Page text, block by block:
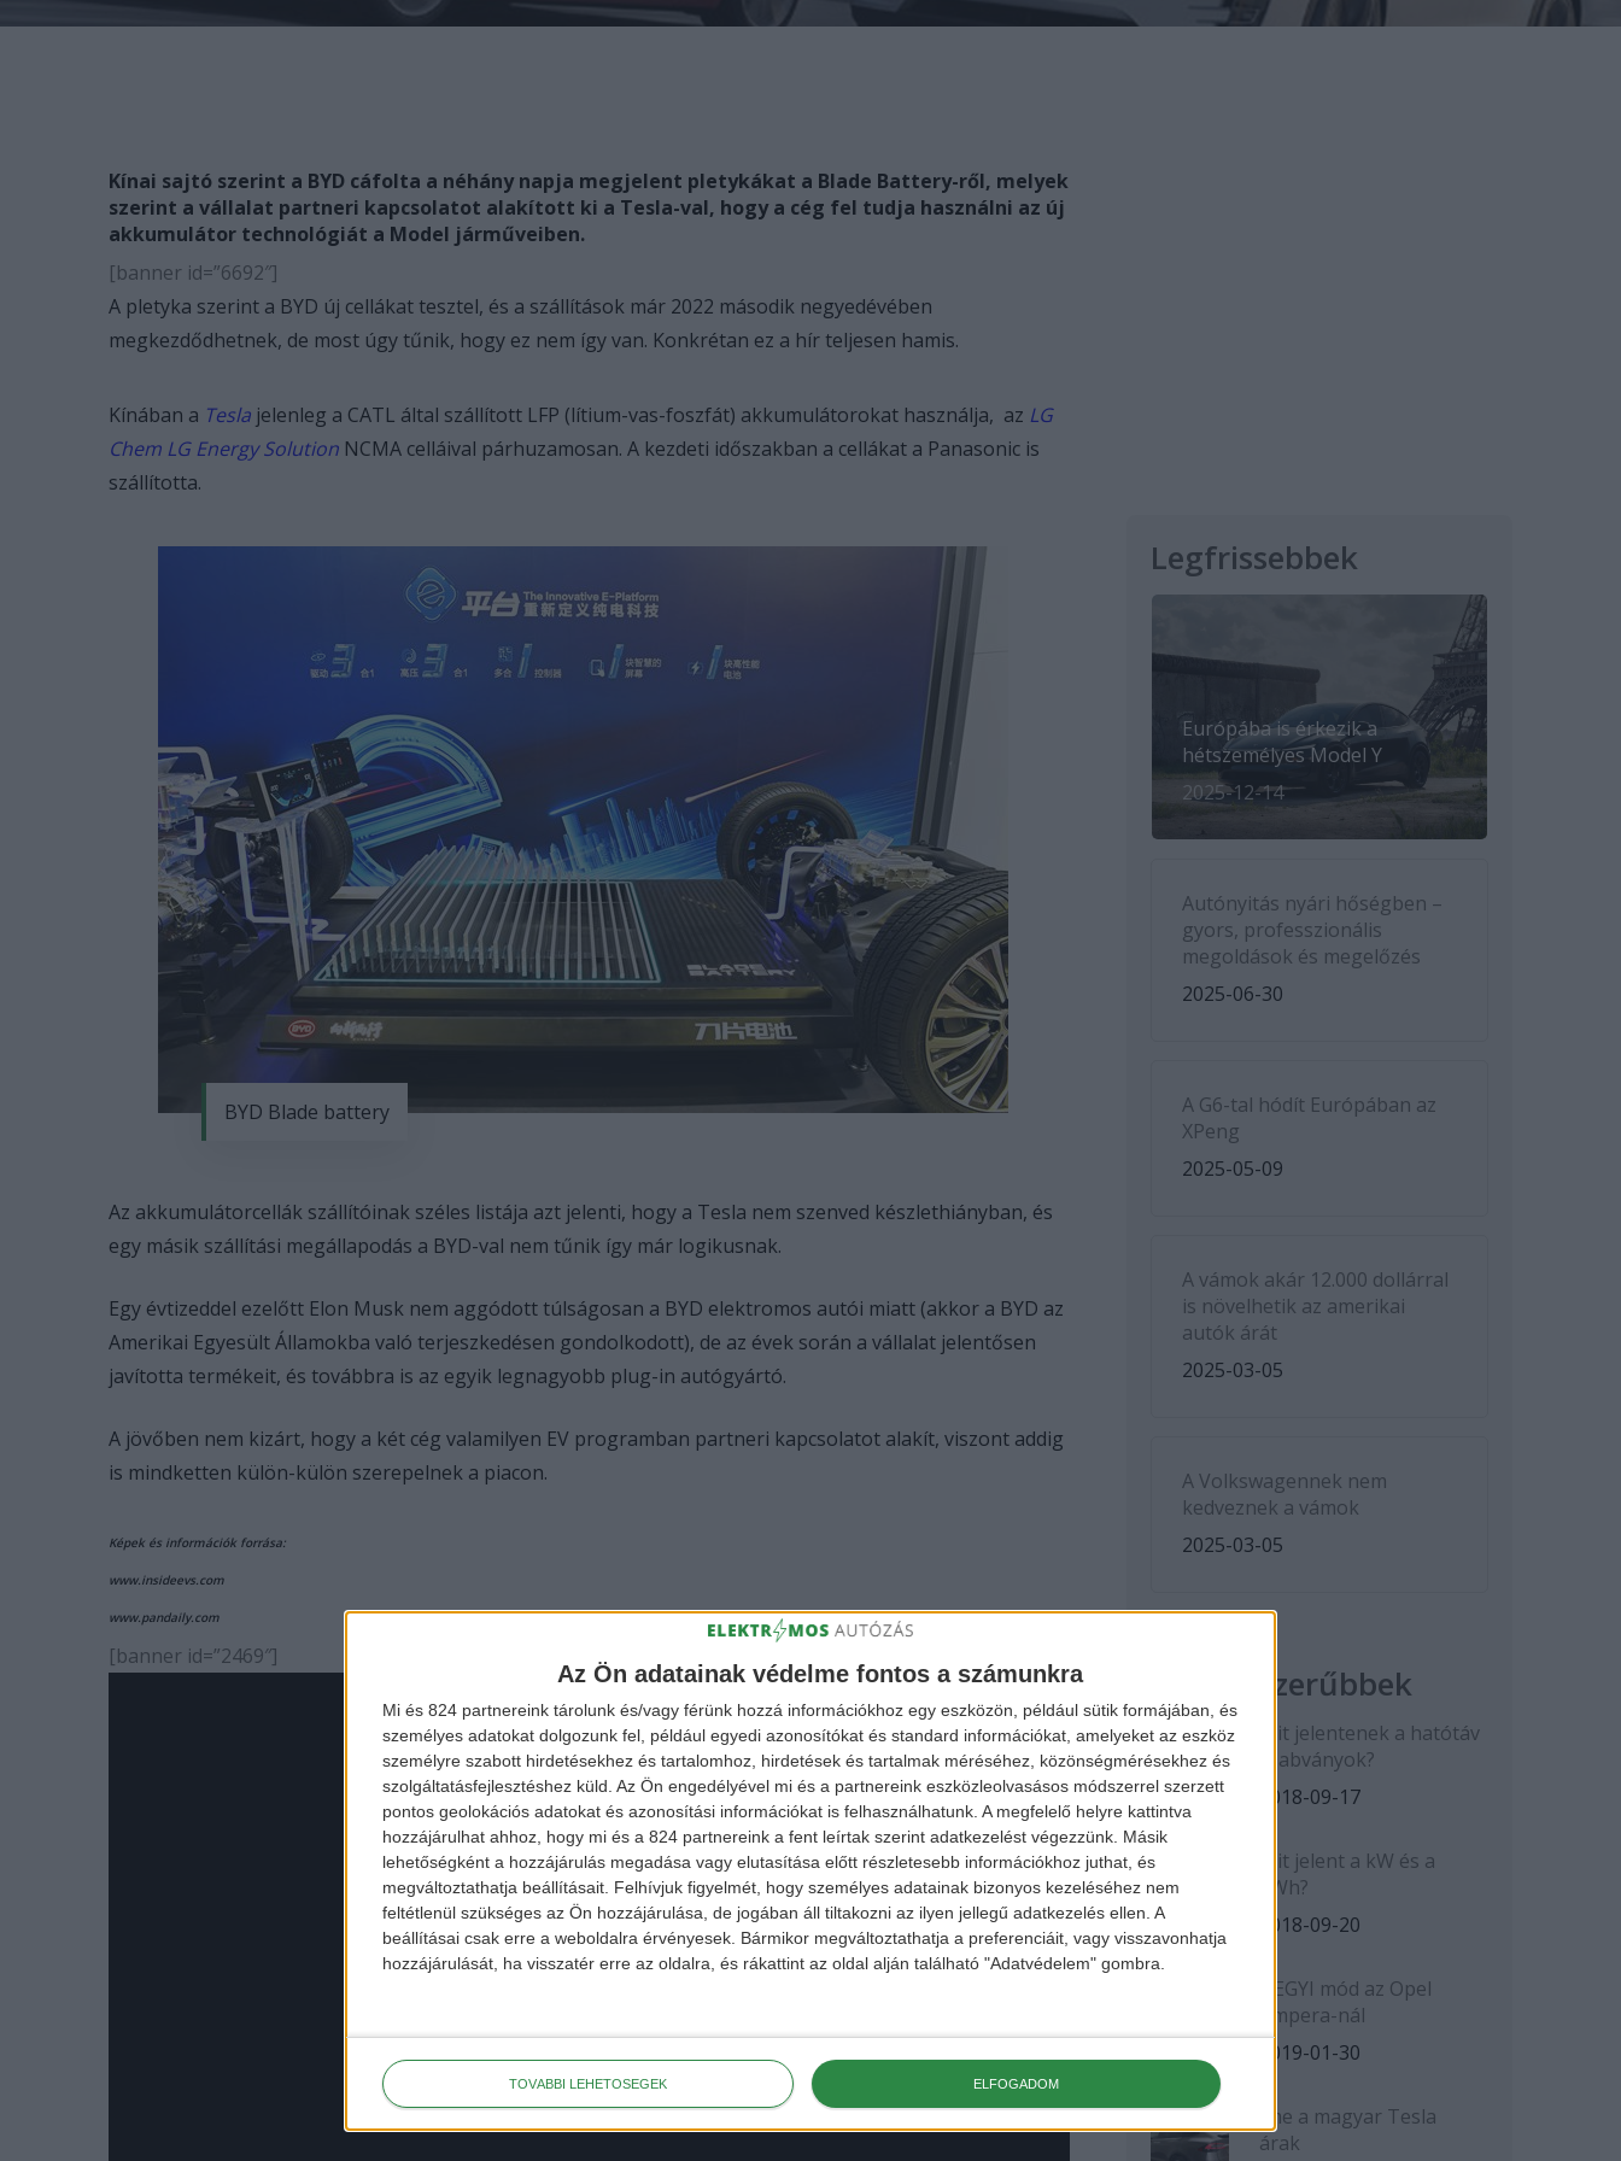
Az Ön adatainak védelme fontos a számunkra
Mi és 824 partnereink tárolunk és/vagy férünk hozzá információkhoz egy eszközön, például sütik formájában, és
személyes adatokat dolgozunk fel, például egyedi azonosítókat és standard információkat, amelyeket az eszköz
személyre szabott hirdetésekhez és tartalomhoz, hirdetések és tartalmak méréséhez, közönségmérésekhez és
szolgáltatásfejlesztéshez küld. Az Ön engedélyével mi és a partnereink eszközleolvasásos módszerrel szerzett
pontos geolokációs adatokat és azonosítási információkat is felhasználhatunk. A megfelelő helyre kattintva
hozzájárulhat ahhoz, hogy mi és a 824 partnereink a fent leírtak szerint adatkezelést végezzünk. Másik
lehetőségként a hozzájárulás megadása vagy elutasítása előtt részletesebb információkhoz juthat, és
megváltoztathatja beállításait. Felhívjuk figyelmét, hogy személyes adatainak bizonyos kezeléséhez nem
feltétlenül szükséges az Ön hozzájárulása, de jogában áll tiltakozni az ilyen jellegű adatkezelés ellen. A
beállításai csak erre a weboldalra érvényesek. Bármikor megváltoztathatja a preferenciáit, vagy visszavonhatja
hozzájárulását, ha visszatér erre az oldalra, és rákattint az oldal alján található "Adatvédelem" gombra.
TOVÁBBI LEHETŐSÉGEK ELFOGADOM
Kínai sajtó szerint a BYD cáfolta a néhány napja megjelent pletykákat a Blade Battery-ről, melyek
szerint a vállalat partneri kapcsolatot alakított ki a Tesla-val, hogy a cég fel tudja használni az új
akkumulátor technológiát a Model járműveiben.
[banner id=”6692″]
A pletyka szerint a BYD új cellákat tesztel, és a szállítások már 2022 második negyedévében
megkezdődhetnek, de most úgy tűnik, hogy ez nem így van. Konkrétan ez a hír teljesen hamis.
Kínában a Tesla jelenleg a CATL által szállított LFP (lítium-vas-foszfát) akkumulátorokat használja, az LG
Chem LG Energy Solution NCMA celláival párhuzamosan. A kezdeti időszakban a cellákat a Panasonic is
szállította.
BYD Blade battery
Az akkumulátorcellák szállítóinak széles listája azt jelenti, hogy a Tesla nem szenved készlethiányban, és
egy másik szállítási megállapodás a BYD-val nem tűnik így már logikusnak.
Egy évtizeddel ezelőtt Elon Musk nem aggódott túlságosan a BYD elektromos autói miatt (akkor a BYD az
Amerikai Egyesült Államokba való terjeszkedésen gondolkodott), de az évek során a vállalat jelentősen
javította termékeit, és továbbra is az egyik legnagyobb plug-in autógyártó.
A jövőben nem kizárt, hogy a két cég valamilyen EV programban partneri kapcsolatot alakít, viszont addig
is mindketten külön-külön szerepelnek a piacon.
Képek és információk forrása:
www.insideevs.com
www.pandaily.com
[banner id=”2469″]
Legfrissebbek
Európába is érkezik a
hétszemélyes Model Y
2025-12-14
Autónyitás nyári hőségben –
gyors, professzionális
megoldások és megelőzés
2025-06-30
A G6-tal hódít Európában az
XPeng
2025-05-09
A vámok akár 12.000 dollárral
is növelhetik az amerikai
autók árát
2025-03-05
A Volkswagennek nem
kedveznek a vámok
2025-03-05
Legnépszerűbbek
Mit jelentenek a hatótáv
szabványok?
2018-09-17
Mit jelent a kW és a
kWh?
2018-09-20
HEGYI mód az Opel
Ampera-nál
2019-01-30
Íme a magyar Tesla
árak